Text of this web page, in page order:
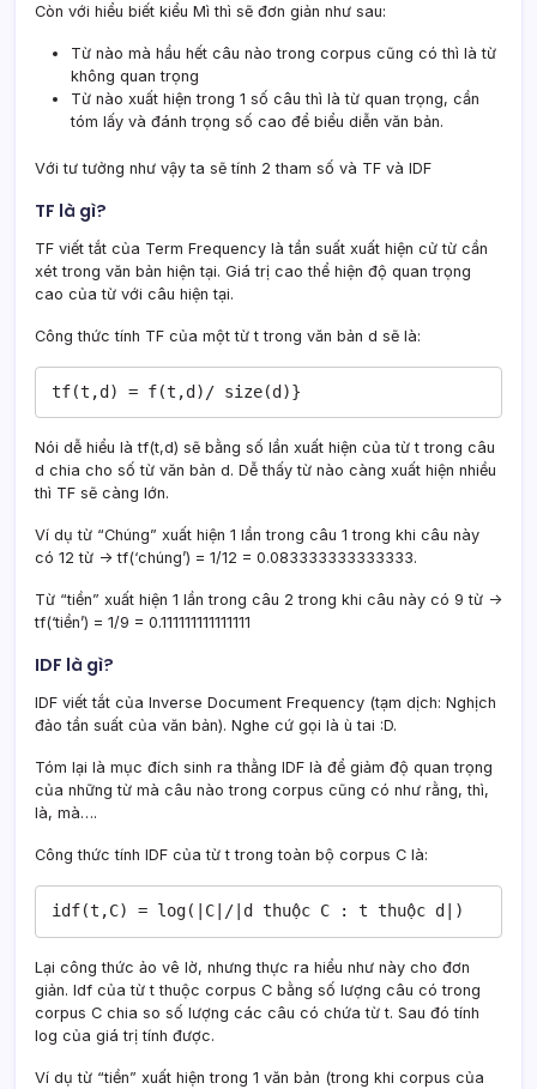
Còn với hiểu biết kiểu Mì thì sẽ đơn giản như sau:
Từ nào mà hầu hết câu nào trong corpus cũng có thì là từ
không quan trọng
Từ nào xuất hiện trong 1 số câu thì là từ quan trọng, cần
tóm lấy và đánh trọng số cao để biểu diễn văn bản.
Với tư tưởng như vậy ta sẽ tính 2 tham số và TF và IDF
TF là gì?
TF viết tắt của Term Frequency là tần suất xuất hiện cử từ cần
xét trong văn bản hiện tại. Giá trị cao thể hiện độ quan trọng
cao của từ với câu hiện tại.
Công thức tính TF của một từ t trong văn bản d sẽ là:
tf(t,d) = f(t,d)/ size(d)}
Nói dễ hiểu là tf(t,d) sẽ bằng số lần xuất hiện của từ t trong câu
d chia cho số từ văn bản d. Dễ thấy từ nào càng xuất hiện nhiều
thì TF sẽ càng lớn.
Ví dụ từ “Chúng” xuất hiện 1 lần trong câu 1 trong khi câu này
có 12 từ -> tf(‘chúng’) = 1/12 = 0.083333333333333.
Từ “tiền” xuất hiện 1 lần trong câu 2 trong khi câu này có 9 từ ->
tf(‘tiền’) = 1/9 = 0.111111111111111
IDF là gì?
IDF viết tắt của Inverse Document Frequency (tạm dịch: Nghịch
đảo tần suất của văn bản). Nghe cứ gọi là ù tai :D.
Tóm lại là mục đích sinh ra thằng IDF là để giảm độ quan trọng
của những từ mà câu nào trong corpus cũng có như rằng, thì,
là, mà….
Công thức tính IDF của từ t trong toàn bộ corpus C là:
idf(t,C) = log(|C|/|d thuộc C : t thuộc d|)
Lại công thức ảo vê lờ, nhưng thực ra hiểu như này cho đơn
giản. Idf của từ t thuộc corpus C bằng số lượng câu có trong
corpus C chia so số lượng các câu có chứa từ t. Sau đó tính
log của giá trị tính được.
Ví dụ từ “tiền” xuất hiện trong 1 văn bản (trong khi corpus của